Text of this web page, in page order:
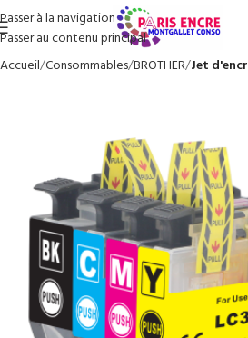
Passer à la navigation
Passer au contenu principal
Accueil Consommables BROTHER Jet